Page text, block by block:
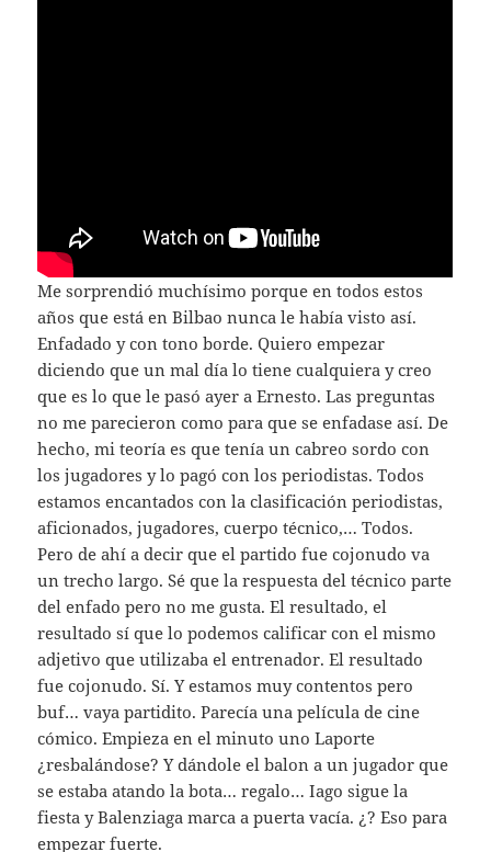
Me sorprendió muchísimo porque en todos estos
años que está en Bilbao nunca le había visto así.
Enfadado y con tono borde. Quiero empezar
diciendo que un mal día lo tiene cualquiera y creo
que es lo que le pasó ayer a Ernesto. Las preguntas
no me parecieron como para que se enfadase así. De
hecho, mi teoría es que tenía un cabreo sordo con
los jugadores y lo pagó con los periodistas. Todos
estamos encantados con la clasificación periodistas,
aficionados, jugadores, cuerpo técnico,… Todos.
Pero de ahí a decir que el partido fue cojonudo va
un trecho largo. Sé que la respuesta del técnico parte
del enfado pero no me gusta. El resultado, el
resultado sí que lo podemos calificar con el mismo
adjetivo que utilizaba el entrenador. El resultado
fue cojonudo. Sí. Y estamos muy contentos pero
buf… vaya partidito. Parecía una película de cine
cómico. Empieza en el minuto uno Laporte
¿resbalándose? Y dándole el balon a un jugador que
se estaba atando la bota… regalo… Iago sigue la
fiesta y Balenziaga marca a puerta vacía. ¿? Eso para
empezar fuerte.